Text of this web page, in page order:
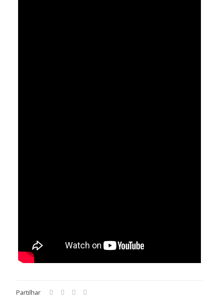
Partilhar